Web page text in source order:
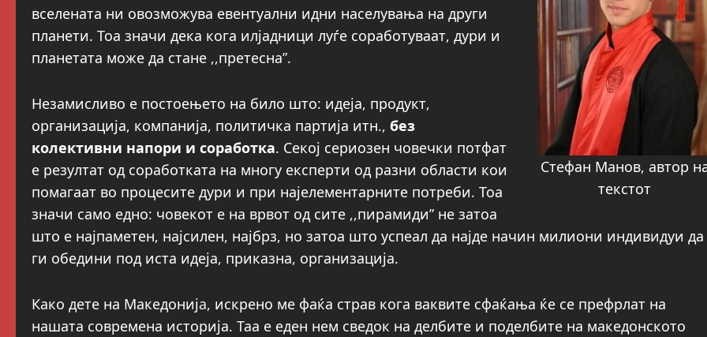
Стефан Манов, автор
текстот
вселената ни овозможува евентуални идни населувања на други
планети. Тоа значи дека кога илјадници луѓе соработуваат, дури и
планетата може да стане ,,претесна”.
Незамисливо е постоењето на било што: идеја, продукт,
организација, компанија, политичка партија итн., без
колективни напори и соработка. Секој сериозен човечки потфат
е резултат од соработката на многу експерти од разни области кои
помагаат во процесите дури и при најелементарните потреби. Тоа
значи само едно: човекот е на врвот од сите ,,пирамиди” не затоа
што е најпаметен, најсилен, најбрз, но затоа што успеал да најде начин милиони индивидуи да
ги обедини под иста идеја, приказна, организација.
Како дете на Македонијa, искрено ме фаќа страв кога ваквите сфаќања ќе се префрлат на
нашата современа историја. Таа е еден нем сведок на делбите и поделбите на македонското